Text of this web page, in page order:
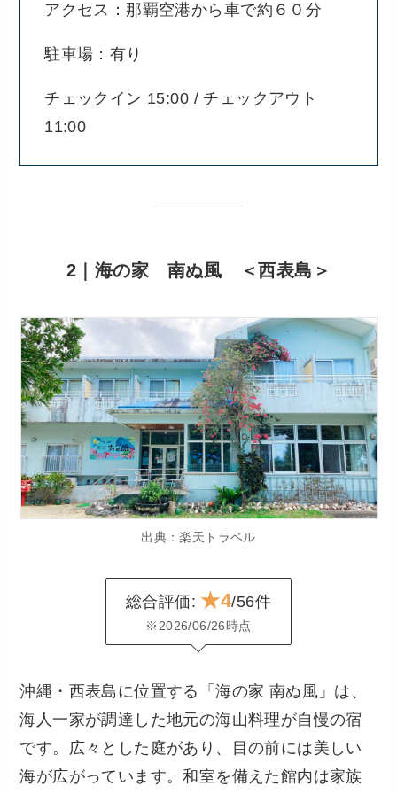
アクセス：那覇空港から車で約６０分
駐車場：有り
チェックイン 15:00 / チェックアウト
11:00
2｜海の家 南ぬ風 ＜西表島＞
出典：楽天トラベル
総合評価: ★4/56件
※2026/06/26時点
沖縄・西表島に位置する「海の家 南ぬ風」は、
海人一家が調達した地元の海山料理が自慢の宿
です。広々とした庭があり、目の前には美しい
海が広がっています。和室を備えた館内は家族